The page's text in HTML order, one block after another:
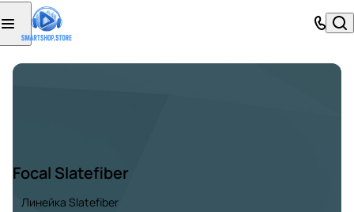
Focal Slatefiber
Линейка Slatefiber